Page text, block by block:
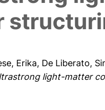
Erika, De Liberato,
light-matter